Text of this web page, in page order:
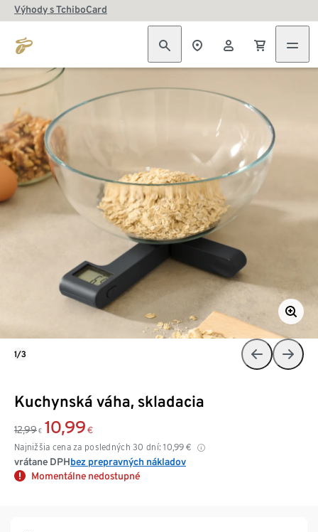
Výhody s TchiboCard
Kuchynská váha, skladacia
12,99 € 10,99 €
Najnižšia cena za posledných 30 dní: 10,99 €
vrátane DPHbez prepravných nákladov
Momentálne nedostupné
1/3